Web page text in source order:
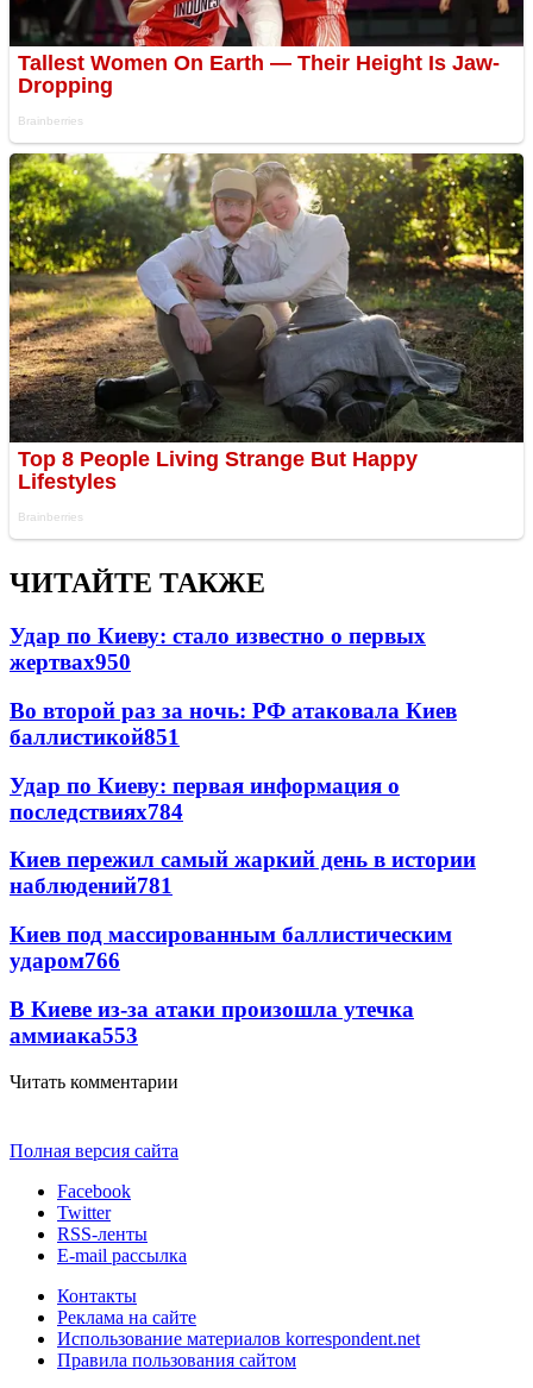
ЧИТАЙТЕ ТАКЖЕ
Удар по Киеву: стало известно о первых
жертвах950
Во второй раз за ночь: РФ атаковала Киев
баллистикой851
Удар по Киеву: первая информация о
последствиях784
Киев пережил самый жаркий день в истории
наблюдений781
Киев под массированным баллистическим
ударом766
В Киеве из-за атаки произошла утечка
аммиака553
Читать комментарии
Полная версия сайта
Facebook
Twitter
RSS-ленты
E-mail рассылка
Контакты
Реклама на сайте
Использование материалов korrespondent.net
Правила пользования сайтом